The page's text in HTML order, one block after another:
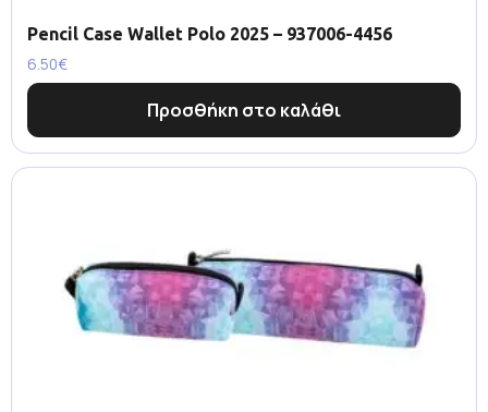
Pencil Case Wallet Polo 2025 – 937006-4456
6.50€
Προσθήκη στο καλάθι